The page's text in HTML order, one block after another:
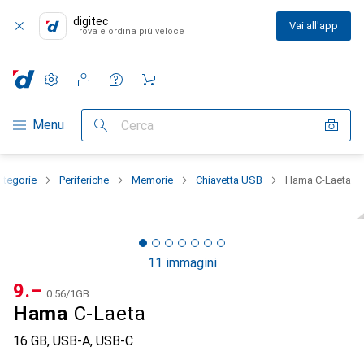
digitec
Trova e ordina più veloce Vai all'app
Categoria Navigazione
Menu Cerca
Impostazioni
Conto cliente
Liste di confronto
Liste dei desideri
Carrello
Periferiche Memorie Chiavetta USB Hama C-Laeta
11 immagini
Hama C-Laeta
16 GB, USB-A, USB-C
CHF
9.– CHF
0.56/1GB